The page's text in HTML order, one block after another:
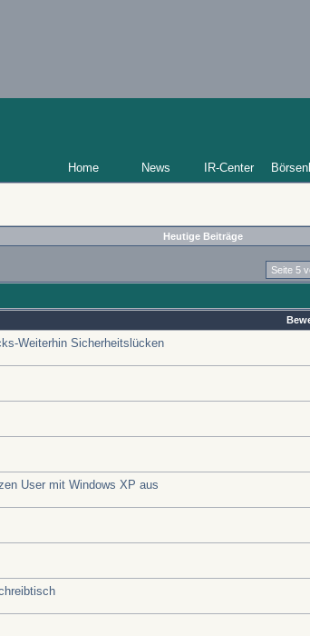
Home News IR-Center
Heutige Beiträge
Seite 5
Weiterhin Sicherheitslücken
User mit Windows XP aus